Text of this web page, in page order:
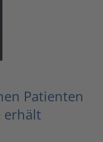
Patienten
erhält